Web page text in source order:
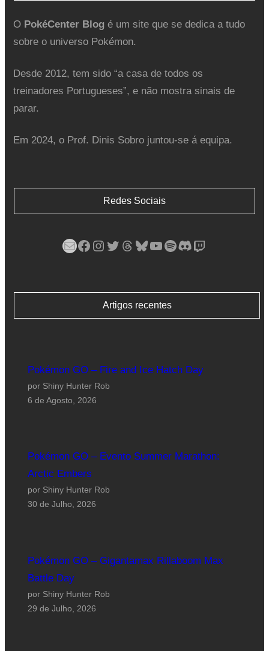
O PokéCenter Blogé um site que se dedica a tudo
sobre o universo Pokémon.
Desde 2012, tem sido “a casa de todos os
treinadores Portugueses”, e não mostra sinais de
parar.
Em 2024, o Prof. Dinis Sobro juntou-se á equipa.
Redes Sociais
Mail Facebook Instagram Twitter Threads Bluesky YouTube Spotify Discord Twitch
Artigos recentes
Pokémon GO – Fire and Ice Hatch Day
por Shiny Hunter Rob
6 de Agosto, 2026
Pokémon GO – Evento Summer Marathon:
Arctic Embers
por Shiny Hunter Rob
30 de Julho, 2026
Pokémon GO – Gigantamax Rillaboom Max
Battle Day
por Shiny Hunter Rob
29 de Julho, 2026